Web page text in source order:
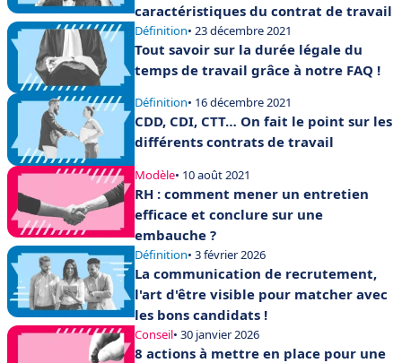
caractéristiques du contrat de travail
Définition• 23 décembre 2021
Tout savoir sur la durée légale du
temps de travail grâce à notre FAQ !
Définition• 16 décembre 2021
CDD, CDI, CTT… On fait le point sur les
différents contrats de travail
Modèle• 10 août 2021
RH : comment mener un entretien
efficace et conclure sur une
embauche ?
Définition• 3 février 2026
La communication de recrutement,
l'art d'être visible pour matcher avec
les bons candidats !
Conseil• 30 janvier 2026
8 actions à mettre en place pour une